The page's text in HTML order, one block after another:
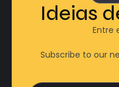
Ideias
Entre
Subscribe to our